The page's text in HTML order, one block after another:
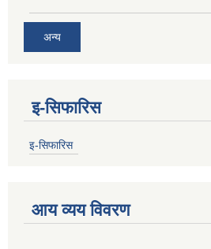
अन्य
इ-सिफारिस
इ-सिफारिस
आय व्यय विवरण